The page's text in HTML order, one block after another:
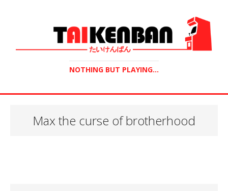
NOTHING BUT PLAYING...
Max the curse of brotherhood